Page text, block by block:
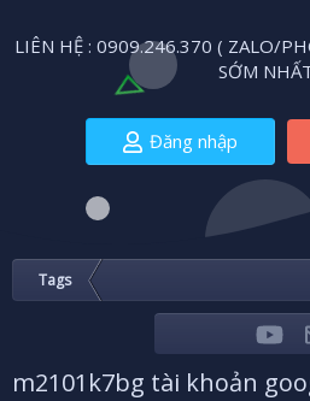
LIÊN HỆ : 0909.246.370 ( ZALO/
SỚM
Đăng nhập
Tags
FacebookTwitter
m2101k7bg tài khoản